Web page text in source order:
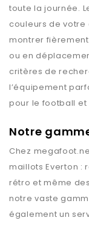
toute la journée.
couleurs de
montrer
ou en
critères de
l’équipement
pour le football et
Notre
Chez
maillotsEverton :
rétro et même
notre vaste
également un